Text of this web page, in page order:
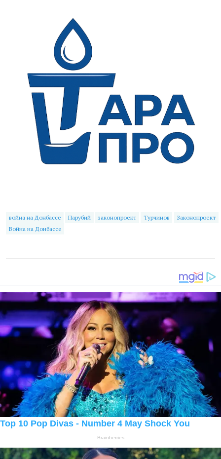
война на Донбассе Парубий законопроект Турчинов
Законопроект
Война на Донбассе